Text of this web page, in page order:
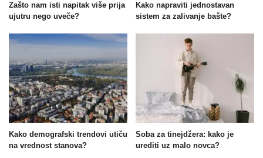
Zašto nam isti napitak više prija
ujutru nego uveče?
Kako napraviti jednostavan
sistem za zalivanje bašte?
Kako demografski trendovi utiču
na vrednost stanova?
Soba za tinejdžera: kako je
urediti uz malo novca?